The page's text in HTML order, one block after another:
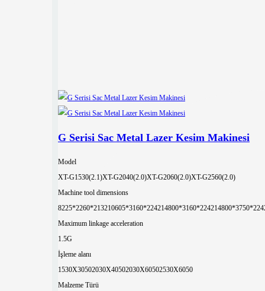
G Serisi Sac Metal Lazer Kesim Makinesi
Model
XT-G1530(2.1)XT-G2040(2.0)XT-G2060(2.0)XT-G2560(2.0)
Machine tool dimensions
8225*2260*213210605*3160*224214800*3160*2242
Maximum linkage acceleration
1.5G
İşleme alanı
1530X30502030X40502030X60502530X6050
Malzeme Türü